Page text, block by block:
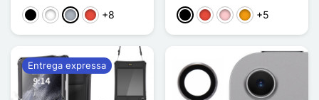
PretoBrancoCinzento
Vermelho
+8 PretoVermelho
RosaLaranja
+5
Entrega expressa